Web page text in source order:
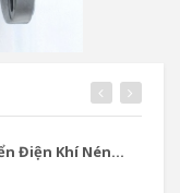
Điện Khí Nén...